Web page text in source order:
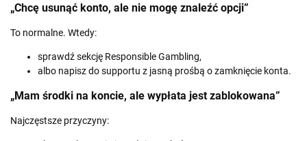
„Chcę usunąć konto, ale nie mogę znaleźć opcji”
To normalne. Wtedy:
sprawdź sekcję Responsible Gambling,
albo napisz do supportu z jasną prośbą o zamknięcie konta.
„Mam środki na koncie, ale wypłata jest zablokowana”
Najczęstsze przyczyny: